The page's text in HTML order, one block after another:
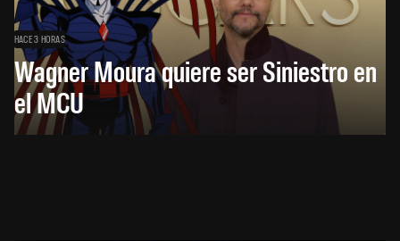
HACE 3 HORAS
Wagner Moura quiere ser Siniestro en
el MCU